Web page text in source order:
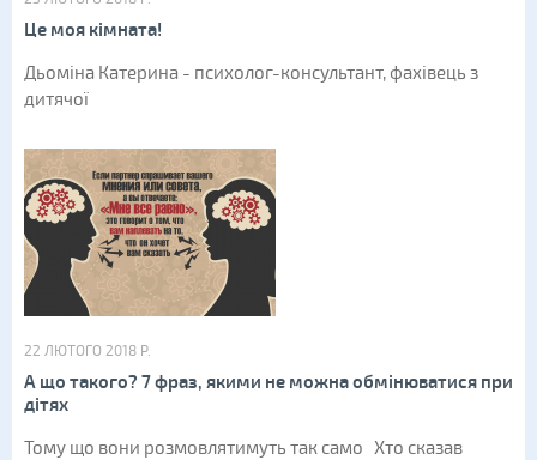
Це моя кімната!
Дьоміна Катерина - психолог-консультант, фахівець з
дитячої
22 ЛЮТОГО 2018 Р.
А що такого? 7 фраз, якими не можна обмінюватися при
дітях
Тому що вони розмовлятимуть так само Хто сказав